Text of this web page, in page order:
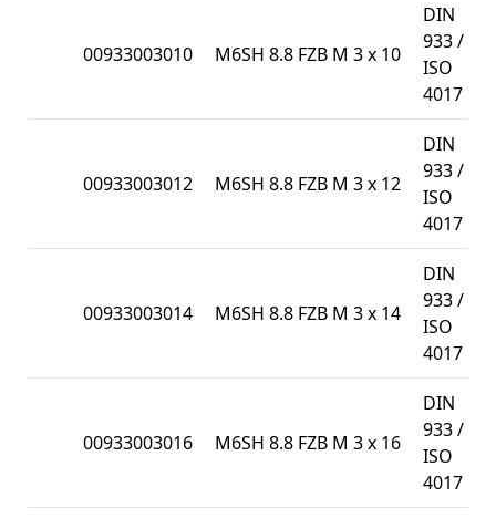
00933003010 M6SH 8.8 FZB M 3 x 10
DIN
933 /
ISO
4017
00933003012 M6SH 8.8 FZB M 3 x 12
DIN
933 /
ISO
4017
00933003014 M6SH 8.8 FZB M 3 x 14
DIN
933 /
ISO
4017
00933003016 M6SH 8.8 FZB M 3 x 16
DIN
933 /
ISO
4017